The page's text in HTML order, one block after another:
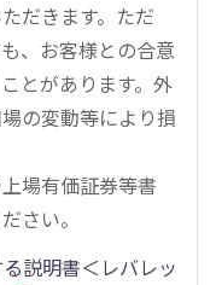
だきます。ただ
、お客様との合意
とがあります。外
の変動等により損
場有価証券等書
さい。
説明書＜レバレッ